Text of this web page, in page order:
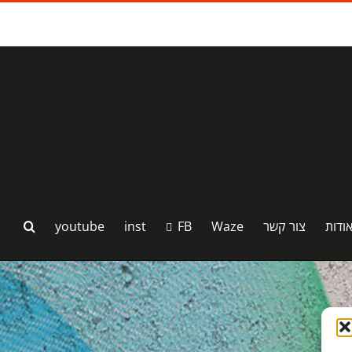
אודות צור קשר Waze
FB
inst
youtube